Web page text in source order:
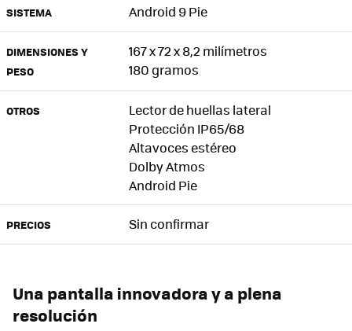
SISTEMA Android 9 Pie
DIMENSIONES Y
PESO
167 x 72 x 8,2 milímetros
180 gramos
OTROS
Lector de huellas lateral
Protección IP65/68
Altavoces estéreo
Dolby Atmos
Android Pie
PRECIOS Sin confirmar
Una pantalla innovadora y a plena
resolución